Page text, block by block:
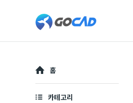
캐
–
캐
Explore
홈
카테고리